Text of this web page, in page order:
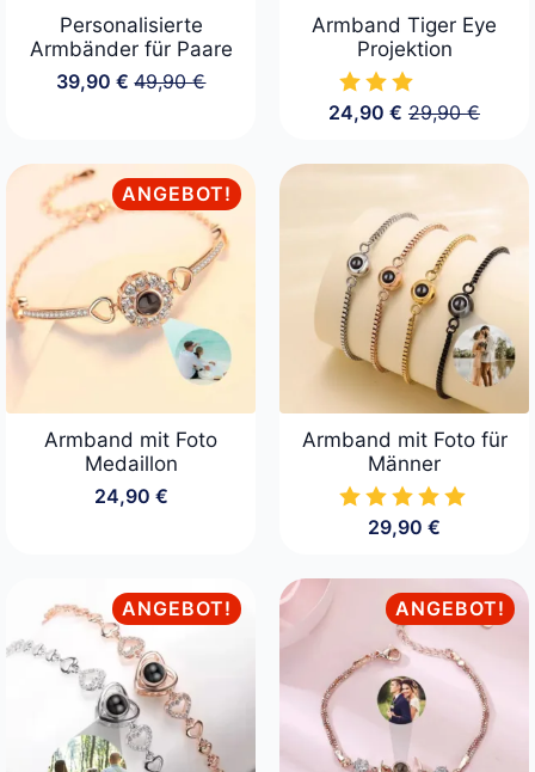
Personalisierte
Armbänder für Paare
49,90€
Ursprünglicher
49,90 €
39,90 € Aktueller
39,90 €.
Armband Tiger Eye
Projektion
29,90€
war:
24,90€ Aktueller
ist:
ANGEBOT!
Armband mit Foto
Medaillon
24,90 €
Armband mit Foto für
Männer
29,90 €
ANGEBOT! ANGEBOT!